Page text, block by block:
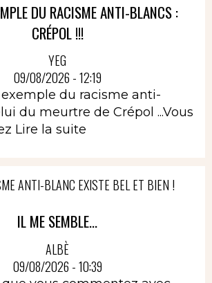
DU RACISME ANTI-BLANCS :
CRÉPOL !!!
YEG
09/08/2026 - 12:19
du racisme anti-
du meurtre de Crépol ...Vous
Lire la suite
ANTI-BLANC EXISTE BEL ET BIEN !
IL ME SEMBLE...
ALBÈ
09/08/2026 - 10:39